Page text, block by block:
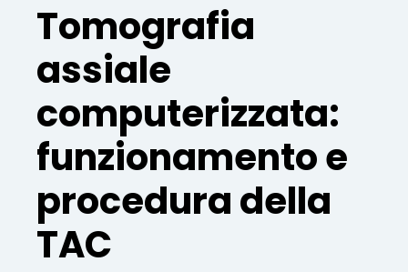
Tomografia
assiale
computerizzata:
funzionamento e
procedura della
TAC